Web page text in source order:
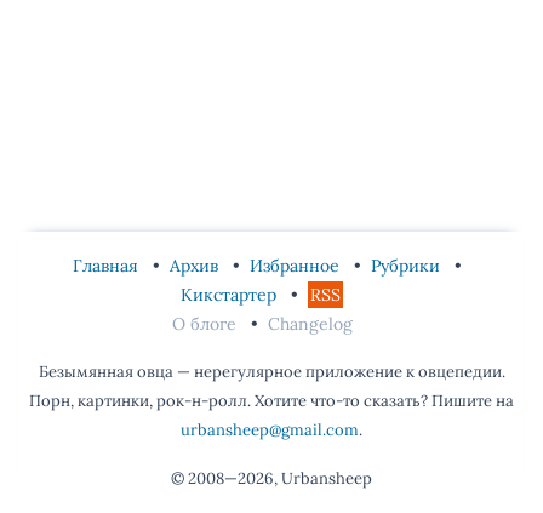
Главная Архив Избранное
Рубрики
Кикстартер
RSS
О блоге
Changelog
Безымянная овца — нерегулярное приложение к овцепедии.
Порн, картинки, рок-н-ролл. Хотите что-то сказать? Пишите на
urbansheep@gmail.com.
© 2008—2026, Urbansheep